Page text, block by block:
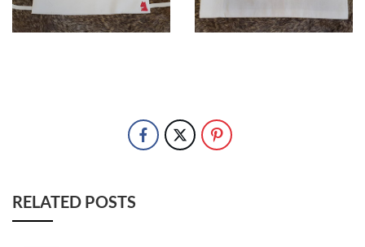
RELATED POSTS